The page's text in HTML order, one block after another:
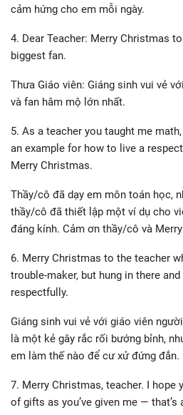
cảm hứng cho em mỗi ngày.
4. Dear Teacher: Merry Christmas
biggest fan.
Thưa Giáo viên: Giáng sinh vui vẻ
và fan hâm mộ lớn nhất.
5. As a teacher you taught me
an example for how to live a
Merry Christmas.
Thầy/cô đã dạy em môn toán học,
thầy/cô đã thiết lập một ví dụ cho
đáng kính. Cảm ơn thầy/cô và
6. Merry Christmas to the teacher
trouble-maker, but hung in there
respectfully.
Giáng sinh vui vẻ với giáo viên
là một kẻ gây rắc rối bướng bỉnh,
em làm thế nào để cư xử đứng đắn.
7. Merry Christmas, teacher. I hope
of gifts as you’ve given me — that’s